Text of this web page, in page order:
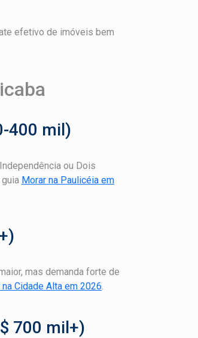
efetivo de imóveis bem
400 mil)
ou Dois
Morar na Paulicéia em
mas demanda forte de
na Cidade Alta em 2026
700 mil+)